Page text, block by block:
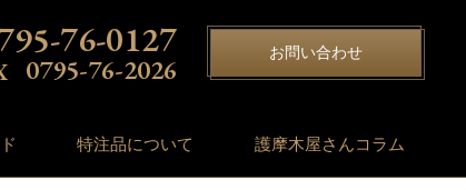
76-0127
0795-76-2026 お問い合わせ
特注品について 護摩木屋さんコラム